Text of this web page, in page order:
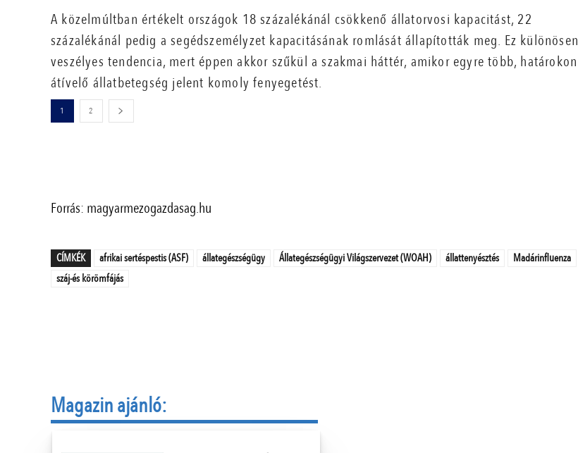
A közelmúltban értékelt országok 18 százalékánál csökkenő állatorvosi kapacitást, 22
százalékánál pedig a segédszemélyzet kapacitásának romlását állapították meg. Ez különösen
veszélyes tendencia, mert éppen akkor szűkül a szakmai háttér, amikor egyre több, határokon
átívelő állatbetegség jelent komoly fenyegetést.
1 2
Forrás: magyarmezogazdasag.hu
CÍMKÉK afrikai sertéspestis (ASF) állategészségügy Állategészségügyi Világszervezet (WOAH) állattenyésztés
Madárinfluenza
száj-és körömfájás
Magazin ajánló: